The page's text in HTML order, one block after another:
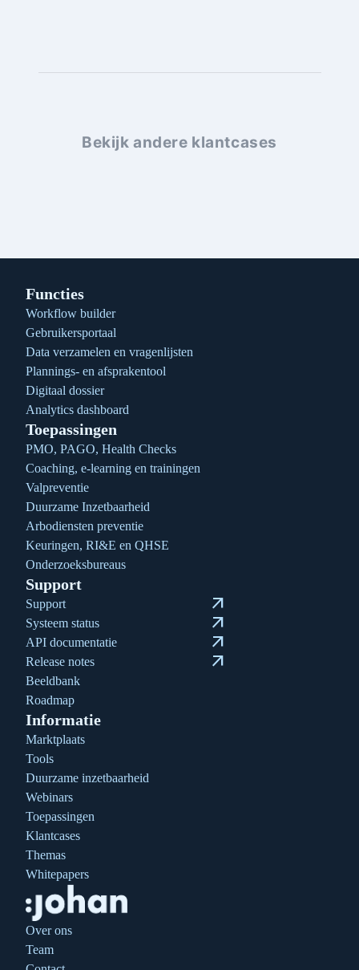
Bekijk andere klantcases
Functies
Workflow builder
Gebruikersportaal
Data verzamelen en vragenlijsten
Plannings- en afsprakentool
Digitaal dossier
Analytics dashboard
Toepassingen
PMO, PAGO, Health Checks
Coaching, e-learning en trainingen
Valpreventie
Duurzame Inzetbaarheid
Arbodiensten preventie
Keuringen, RI&E en QHSE
Onderzoeksbureaus
Support
Support arrow_outward
Systeem status arrow_outward
API documentatie arrow_outward
Release notes arrow_outward
Beeldbank
Roadmap
Informatie
Marktplaats
Tools
Duurzame inzetbaarheid
Webinars
Toepassingen
Klantcases
Themas
Whitepapers
Over ons
Team